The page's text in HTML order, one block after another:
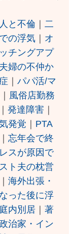
と不倫 ｜二
の浮気
オ
チングアプ
夫婦の不仲か
｜パパ活/マ
風俗店勤務
｜発達障害
発覚
PTA
｜忘年会で終
スが原因で
ト夫の枕営
｜海外出張・
った後に浮
内別居 ｜著
治家・イン